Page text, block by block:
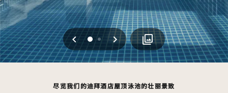
上一页
01 下一页
尽览我们的迪拜酒店屋顶泳池的壮丽景致